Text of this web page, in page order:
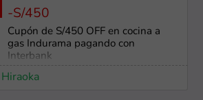
-S/450
Cupón de S/450 OFF en cocina a
gas Indurama pagando con
Interbank